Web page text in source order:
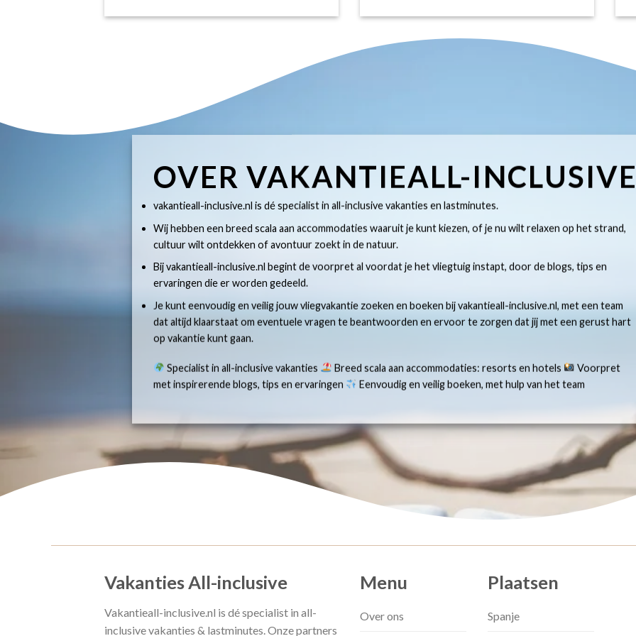
OVER VAKANTIEALL-
vakantieall-inclusive.nl is dé specialist in all-inclusive vakanties en lastminutes.
Wij hebben een breed scala aan accommodaties waaruit je kunt kiezen, of je nu wilt relaxen op het strand,
cultuur wilt ontdekken of avontuur zoekt in de natuur.
Bij vakantieall-inclusive.nl begint de voorpret al voordat je het vliegtuig instapt, door de blogs, tips en
ervaringen die er worden gedeeld.
Je kunt eenvoudig en veilig jouw vliegvakantie zoeken en boeken bij vakantieall-inclusive.nl, met een team
dat altijd klaarstaat om eventuele vragen te beantwoorden en ervoor te zorgen dat jij met een gerust hart
op vakantie kunt gaan.
Specialist in all-inclusive vakanties Breed scala aan accommodaties: resorts en hotels
Voorpret
met inspirerende blogs, tips en ervaringen
Eenvoudig en veilig boeken, met hulp van het team
Vakanties All-inclusive
Vakantieall-inclusive.nl is dé specialist in all-
inclusive vakanties & lastminutes. Onze partners
Menu
Over ons
Plaatsen
Spanje